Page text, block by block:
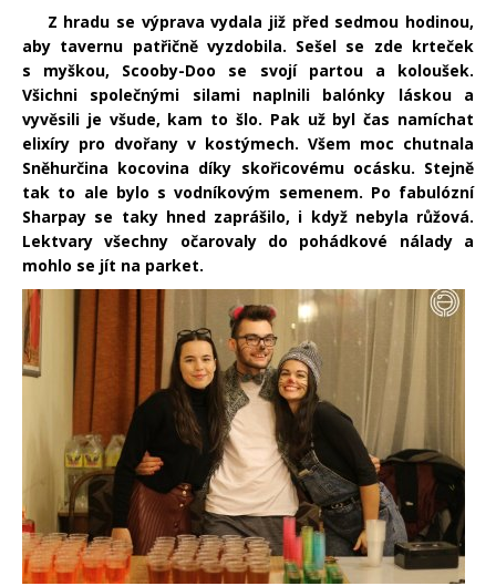
Z hradu se výprava vydala již před sedmou hodinou,
aby tavernu patřičně vyzdobila. Sešel se zde krteček
s myškou, Scooby-Doo se svojí partou a koloušek.
Všichni společnými silami naplnili balónky láskou a
vyvěsili je všude, kam to šlo. Pak už byl čas namíchat
elixíry pro dvořany v kostýmech. Všem moc chutnala
Sněhurčina kocovina díky skořicovému ocásku. Stejně
tak to ale bylo s vodníkovým semenem. Po fabulózní
Sharpay se taky hned zaprášilo, i když nebyla růžová.
Lektvary všechny očarovaly do pohádkové nálady a
mohlo se jít na parket.